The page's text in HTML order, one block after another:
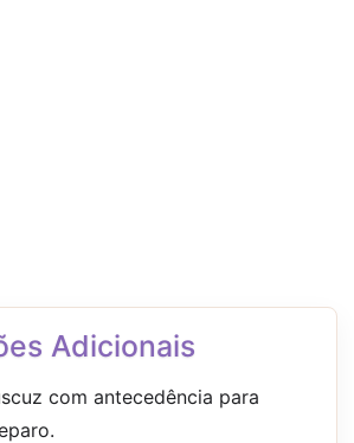
Adicionais
com antecedência para